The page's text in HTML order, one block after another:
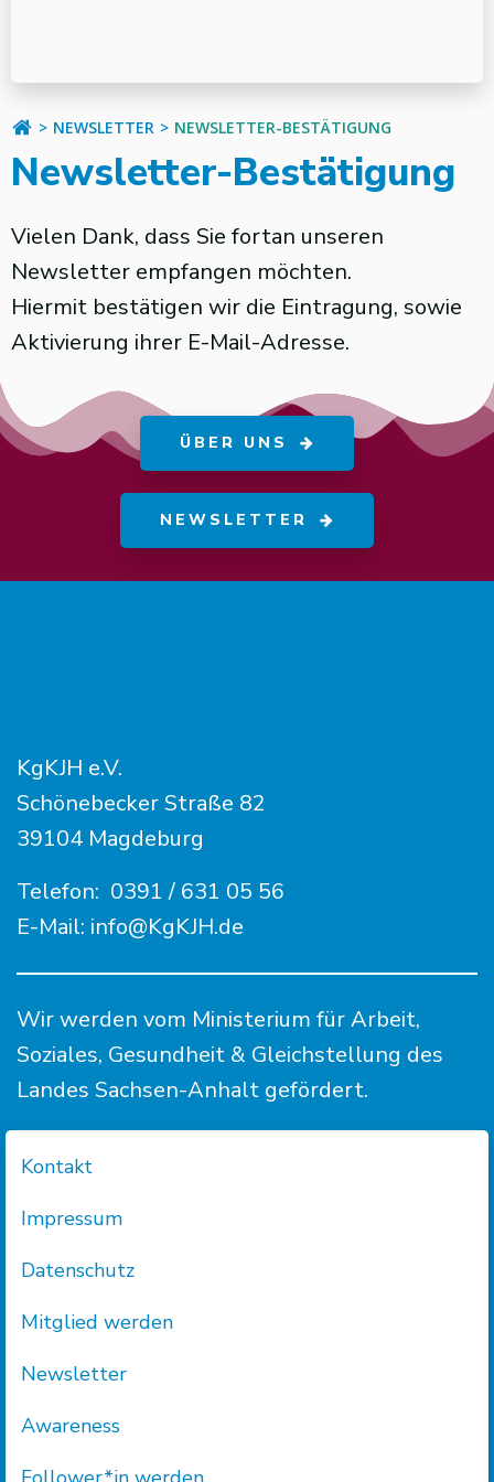
NEWSLETTER NEWSLETTER-BESTÄTIGUNG
Newsletter-Bestätigung
Vielen Dank, dass Sie fortan unseren
Newsletter empfangen möchten.
Hiermit bestätigen wir die Eintragung, sowie
Aktivierung ihrer E-Mail-Adresse.
ÜBER UNS
NEWSLETTER
KgKJH e.V.
Schönebecker Straße 82
39104 Magdeburg
Telefon: 0391 / 631 05 56
E-Mail: info@KgKJH.de
Wir werden vom Ministerium für Arbeit,
Soziales, Gesundheit & Gleichstellung des
Landes Sachsen-Anhalt gefördert.
Kontakt
Impressum
Datenschutz
Mitglied werden
Newsletter
Awareness